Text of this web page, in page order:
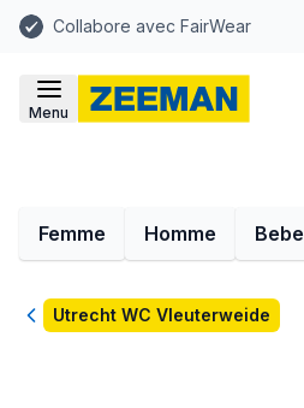
Collabore avec FairWear
Menu
Femme Homme Bebe
RetourUtrecht WC Vleuterweide